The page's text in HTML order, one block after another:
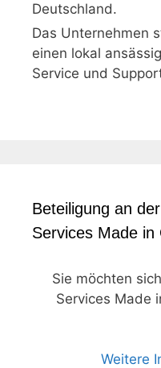
Deutschland.
Das Unternehmen
einen lokal
Service und
Beteiligung an
Services Made in
Sie möchten
Services Made
Weitere